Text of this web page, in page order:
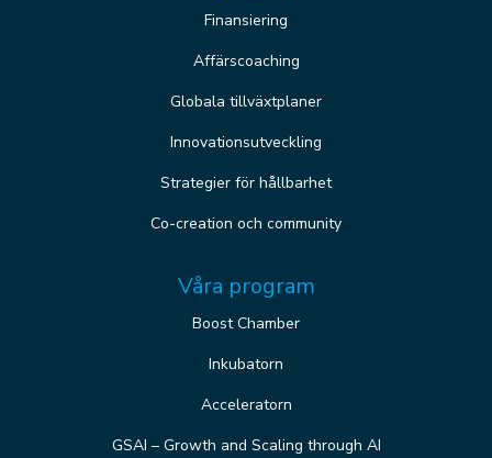
Finansiering
Affärscoaching
Globala tillväxtplaner
Innovationsutveckling
Strategier för hållbarhet
Co-creation och community
Våra program
Boost Chamber
Inkubatorn
Acceleratorn
GSAI – Growth and Scaling through AI